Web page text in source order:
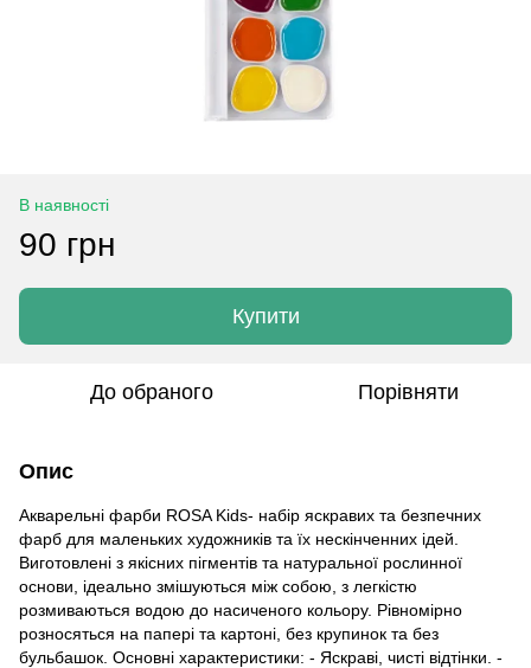
В наявності
90 грн
Купити
До обраного Порівняти
Опис
Акварельні фарби ROSA Kids- набір яскравих та безпечних
фарб для маленьких художників та їх нескінченних ідей.
Виготовлені з якісних пігментів та натуральної рослинної
основи, ідеально змішуються між собою, з легкістю
розмиваються водою до насиченого кольору. Рівномірно
розносяться на папері та картоні, без крупинок та без
бульбашок. Основні характеристики: - Яскраві, чисті відтінки. -